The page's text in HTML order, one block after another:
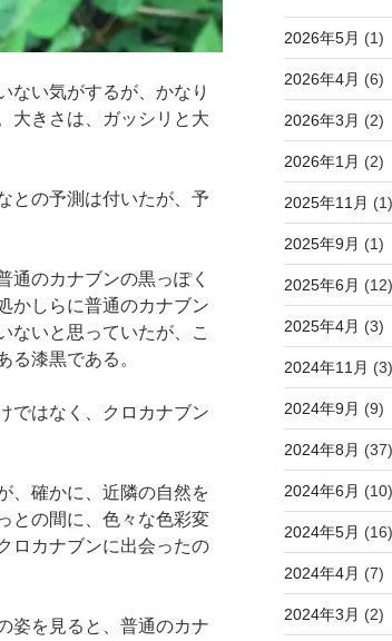
ない気がするが、かなり
大きさは、ガッシリと大
との予測は付いたが、予
通のカナブンの黒っぽく
かしらに普通のカナブン
ないと思っていたが、こ
る漆黒である。
ではなく、クロカナブン
、確かに、近隣の自然を
との間に、色々な色彩変
ロカナブンに出会ったの
姿を見ると、普通のカナ
2026年5月 (1)
2026年4月 (6)
2026年3月 (2)
2026年1月 (2)
2025年11月 (1)
2025年9月 (1)
2025年6月 (12)
2025年4月 (3)
2024年11月 (3)
2024年9月 (9)
2024年8月 (37)
2024年6月 (10)
2024年5月 (16)
2024年4月 (7)
2024年3月 (2)